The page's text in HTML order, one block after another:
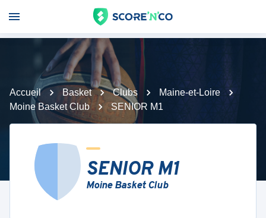
Accueil Basket Clubs
Maine-et-Loire
Moine Basket Club
SENIOR M1
SENIOR M1
Moine Basket Club